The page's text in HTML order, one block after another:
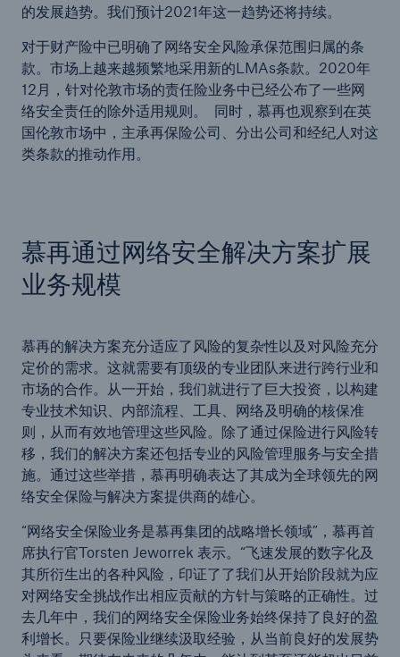
的发展趋势。我们预计2021年这一趋势还将持续。
对于财产险中已明确了网络安全风险承保范围归属的条
款。市场上越来越频繁地采用新的LMAs条款。2020年
12月，针对伦敦市场的责任险业务中已经公布了一些网
络安全责任的除外适用规则。 同时，慕再也观察到在英
国伦敦市场中，主承再保险公司、分出公司和经纪人对这
类条款的推动作用。
慕再通过网络安全解决方案扩展
业务规模
慕再的解决方案充分适应了风险的复杂性以及对风险充分
定价的需求。这就需要有顶级的专业团队来进行跨行业和
市场的合作。从一开始，我们就进行了巨大投资，以构建
专业技术知识、内部流程、工具、网络及明确的核保准
则，从而有效地管理这些风险。除了通过保险进行风险转
移，我们的解决方案还包括专业的风险管理服务与安全措
施。通过这些举措，慕再明确表达了其成为全球领先的网
络安全保险与解决方案提供商的雄心。
“网络安全保险业务是慕再集团的战略增长领域”，慕再首
席执行官Torsten Jeworrek 表示。“飞速发展的数字化及
其所衍生出的各种风险，印证了了我们从开始阶段就为应
对网络安全挑战作出相应贡献的方针与策略的正确性。过
去几年中，我们的网络安全保险业务始终保持了良好的盈
利增长。只要保险业继续汲取经验，从当前良好的发展势